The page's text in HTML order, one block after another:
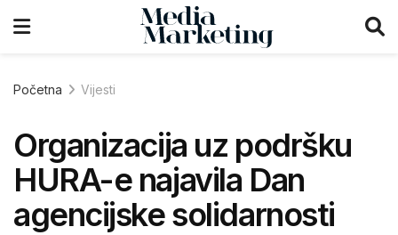
Početna Vijesti
Organizacija uz podršku
HURA-e najavila Dan
agencijske solidarnosti